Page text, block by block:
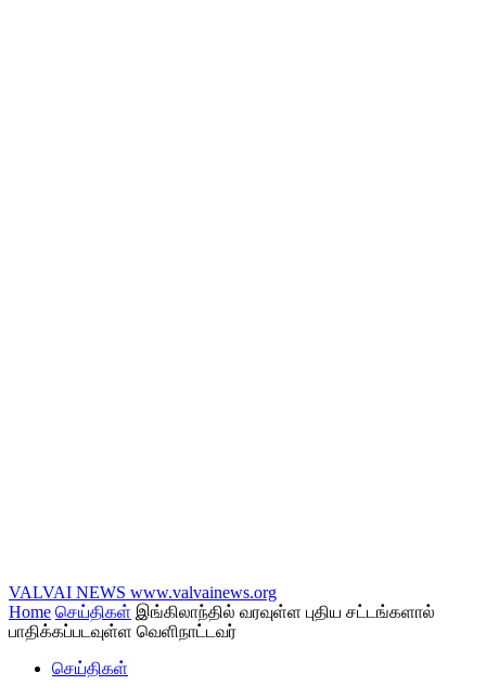
VALVAI NEWS www.valvainews.org
Home செய்திகள் இங்கிலாந்தில் வரவுள்ள புதிய சட்டங்களால்
பாதிக்கப்படவுள்ள வெளிநாட்டவர்
செய்திகள்